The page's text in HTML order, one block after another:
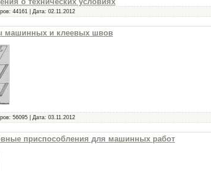
44161 | Дата: 02.11.2012
машинных и клеевых швов
56095 | Дата: 03.11.2012
приспособления для машинных работ